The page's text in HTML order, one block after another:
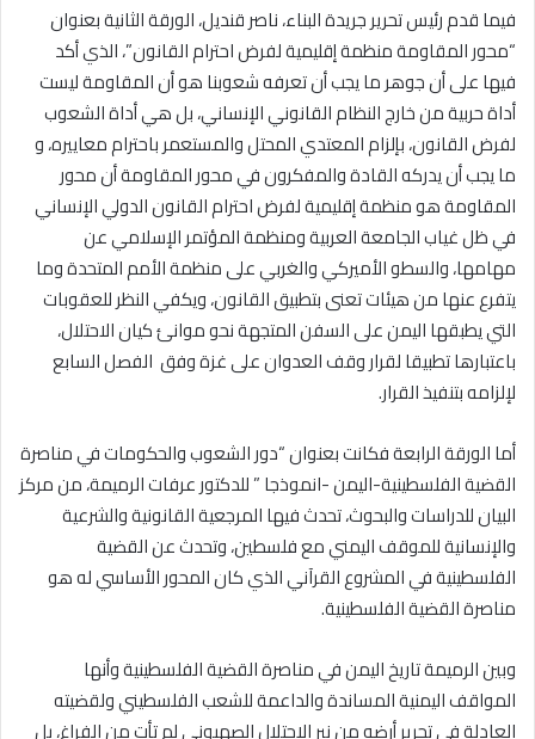
فيما قدم رئيس تحرير جريدة البناء، ناصر قنديل، الورقة الثانية بعنوان
“محور المقاومة منظمة إقليمية لفرض احترام القانون”، الذي أكد
فيها على أن جوهر ما يجب أن تعرفه شعوبنا هو أن المقاومة ليست
أداة حربية من خارج النظام القانوني الإنساني، بل هي أداة الشعوب
لفرض القانون، بإلزام المعتدي المحتل والمستعمر باحترام معاييره، و
ما يجب أن يدركه القادة والمفكرون في محور المقاومة أن محور
المقاومة هو منظمة إقليمية لفرض احترام القانون الدولي الإنساني
في ظل غياب الجامعة العربية ومنظمة المؤتمر الإسلامي عن
مهامها، والسطو الأميركي والغربي على منظمة الأمم المتحدة وما
يتفرع عنها من هيئات تعنى بتطبيق القانون، ويكفي النظر للعقوبات
التي يطبقها اليمن على السفن المتجهة نحو موانئ كيان الاحتلال،
باعتبارها تطبيقا لقرار وقف العدوان على غزة وفق الفصل السابع
لإلزامه بتنفيذ القرار.
أما الورقة الرابعة فكانت بعنوان “دور الشعوب والحكومات في مناصرة
القضية الفلسطينية-اليمن -انموذجا ” للدكتور عرفات الرميمة، من مركز
البيان للدراسات والبحوث، تحدث فيها المرجعية القانونية والشرعية
والإنسانية للموقف اليمني مع فلسطين، وتحدث عن القضية
الفلسطينية في المشروع القرآني الذي كان المحور الأساسي له هو
مناصرة القضية الفلسطينية.
وبين الرميمة تاريخ اليمن في مناصرة القضية الفلسطينية وأنها
المواقف اليمنية المساندة والداعمة للشعب الفلسطيني ولقضيته
العادلة في تحرير أرضه من نير الاحتلال الصهيوني لم تأتِ من الفراغ، بل